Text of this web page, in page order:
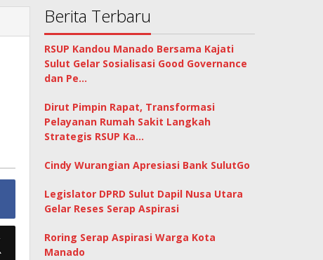
Berita Terbaru
RSUP Kandou Manado Bersama Kajati
Sulut Gelar Sosialisasi Good Governance
dan Pe…
Dirut Pimpin Rapat, Transformasi
Pelayanan Rumah Sakit Langkah
Strategis RSUP Ka…
Cindy Wurangian Apresiasi Bank SulutGo
Legislator DPRD Sulut Dapil Nusa Utara
Gelar Reses Serap Aspirasi
Roring Serap Aspirasi Warga Kota
Manado